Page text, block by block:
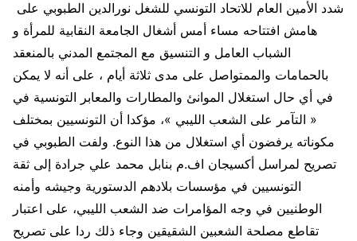
هامش افتتاحه مساء أمس أشغال الجامعة النقابية للمرأة و
الشباب العامل و التنسيق مع المجتمع المدني بالمنعقد
بالحمامات والممتواصل على مدى ثلاثة أيام ، على أنه لا يمكن
في أي حال استغلال الموانئ والمطارات والمعابر التونسية في
« التآمر على الشعب الليبي »، مؤكدا أن التونسيين بمختلف
مكوناته يرفضون أي استغلال من هذا النوع. ولفت الطبوبي في
تصريح لمراسل أكسيجان اف.م بنابل محمد علي جرادة إلى ثقة
التونسيين في مؤسسات بلادهم الدستورية وجيشه وأمنه
الوطنيين في وجه المؤامرات ضد الشعب الليبي، على اعتبار
تقاطع مصلحة الشعبين الشقيقين وجاء ذلك ردا على تصريح